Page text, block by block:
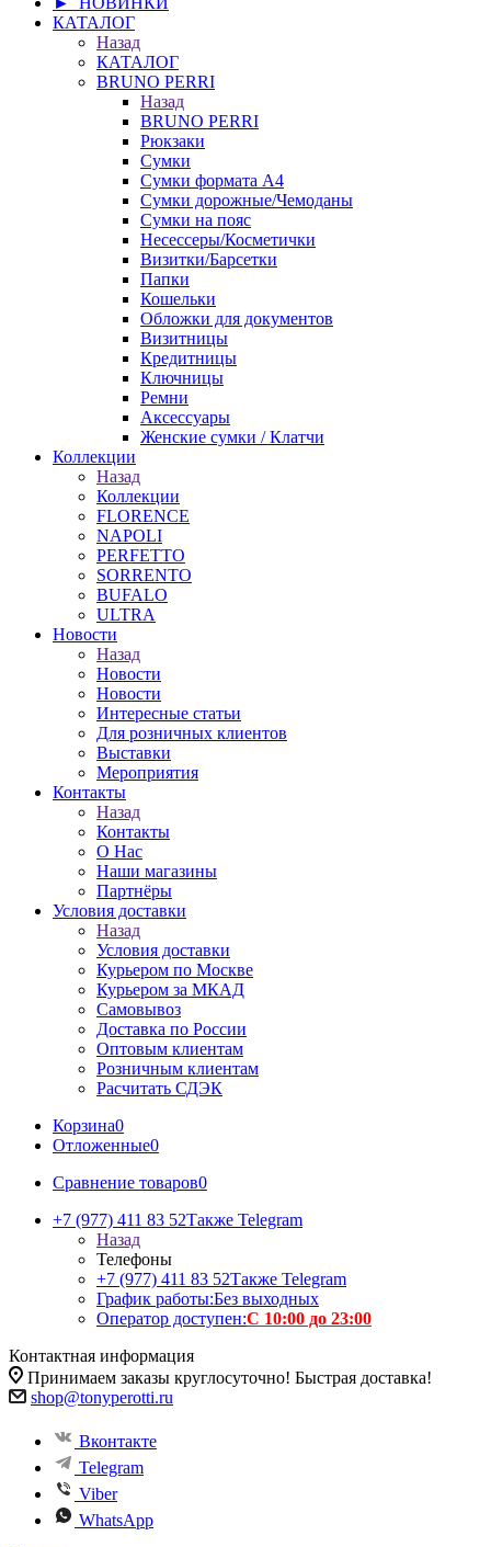
КАТАЛОГ
Назад
КАТАЛОГ
BRUNO PERRI
Назад
BRUNO PERRI
Рюкзаки
Сумки
Сумки формата А4
Сумки дорожные/Чемоданы
Сумки на пояс
Несессеры/Косметички
Визитки/Барсетки
Папки
Кошельки
Обложки для документов
Визитницы
Кредитницы
Ключницы
Ремни
Аксессуары
Женские сумки / Клатчи
Коллекции
Назад
Коллекции
FLORENCE
NAPOLI
PERFETTO
SORRENTO
BUFALO
ULTRA
Новости
Назад
Новости
Новости
Интересные статьи
Для розничных клиентов
Выставки
Мероприятия
Контакты
Назад
Контакты
О Нас
Наши магазины
Партнёры
Условия доставки
Назад
Условия доставки
Курьером по Москве
Курьером за МКАД
Самовывоз
Доставка по России
Оптовым клиентам
Розничным клиентам
Расчитать СДЭК
Корзина0
Отложенные0
Сравнение товаров0
+7 (977) 411 83 52Также Telegram
Назад
Телефоны
+7 (977) 411 83 52Также Telegram
График работы:Без выходных
Оператор доступен:С 10:00 до 23:00
Контактная информация
Принимаем заказы круглосуточно! Быстрая доставка!
shop@tonyperotti.ru
Вконтакте
Telegram
Viber
WhatsApp